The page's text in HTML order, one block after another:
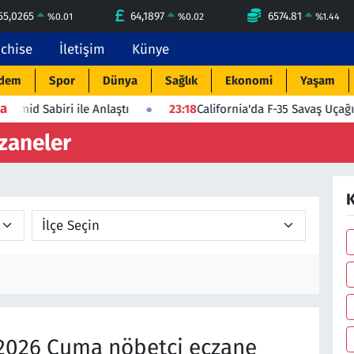
%0.01 64,1897 %0.02 6574.81 %1.44
İletişim Künye
Spor Dünya Sağlık Ekonomi Yaşam
ile Anlaştı 23:18 California'da F-35 Savaş Uçağı Düştü:
Cuma nöbetçi eczane